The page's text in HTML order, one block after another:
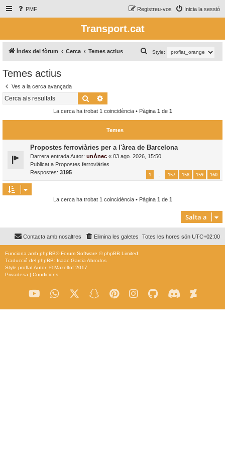
PMF Inicia la sessió
Registreu-vos
Transport.cat
Índex del fòrum Cerca Temes actius Style:
e
Temes actius
Ves a la cerca avançada
Cerca
La cerca ha trobat 1 coincidència • Pàgina 1 de 1
Temes
Propostes ferroviàries per a l'àrea de Barcelona
Darrera entrada Autor: unÀnec « 03 ago. 2026, 15:50
Publicat a Propostes ferroviàries
Respostes: 3195 1 … 157 158 159 160
La cerca ha trobat 1 coincidència • Pàgina 1 de 1
Salta a
Totes les hores són UTC+02:00
Elimina les galetes
Contacta amb nosaltres
Funciona amb phpBB® Forum Software © phpBB Limited
Traducció del phpBB: Isaac Garcia Abrodos
Style proflatAutor: ©Mazeltof 2017
Privadesa | Condicions